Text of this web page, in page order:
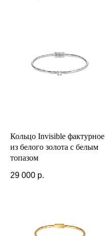
Кольцо Invisible фактурное
из белого золота с белым
топазом
29 000 р.